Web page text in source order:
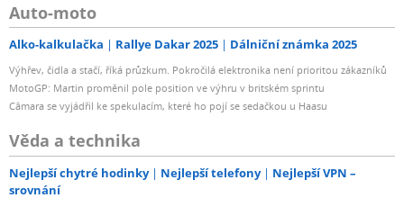
Auto-moto
Alko-kalkulačka Rallye Dakar 2025 Dálniční známka 2025
Výhřev, čidla a stačí, říká průzkum. Pokročilá elektronika není prioritou zákazníků
MotoGP: Martin proměnil pole position ve výhru v britském sprintu
Câmara se vyjádřil ke spekulacím, které ho pojí se sedačkou u Haasu
Věda a technika
Nejlepší chytré hodinky Nejlepší telefony
Nejlepší VPN –
srovnání